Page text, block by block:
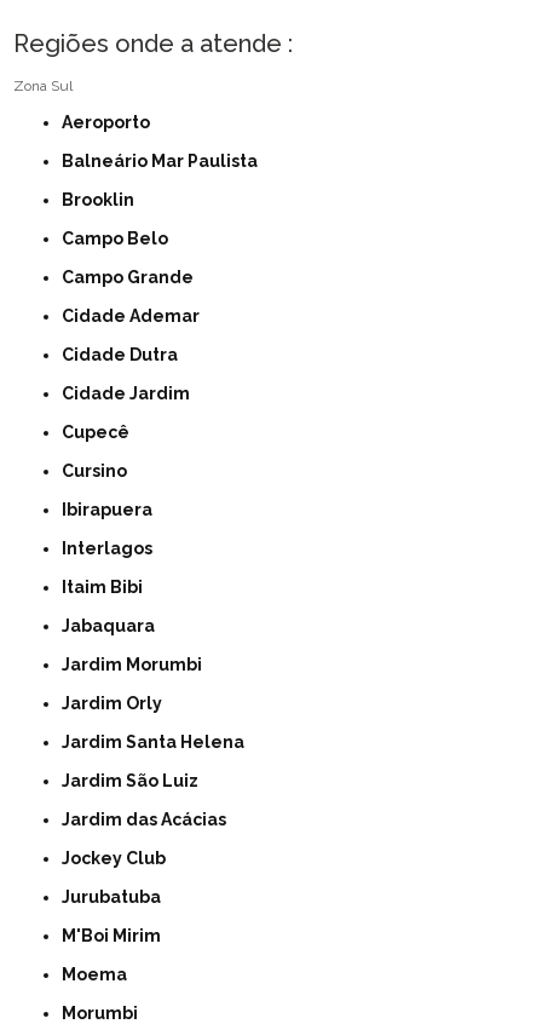
Regiões onde a atende :
Zona Sul
Aeroporto
Balneário Mar Paulista
Brooklin
Campo Belo
Campo Grande
Cidade Ademar
Cidade Dutra
Cidade Jardim
Cupecê
Cursino
Ibirapuera
Interlagos
Itaim Bibi
Jabaquara
Jardim Morumbi
Jardim Orly
Jardim Santa Helena
Jardim São Luiz
Jardim das Acácias
Jockey Club
Jurubatuba
M'Boi Mirim
Moema
Morumbi